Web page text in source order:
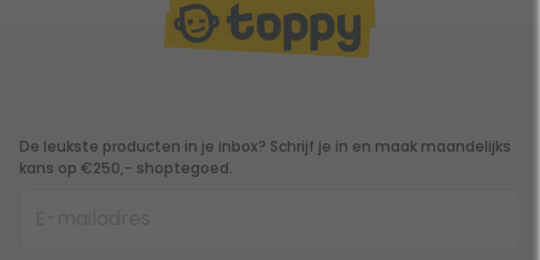
De leukste producten in je inbox? Schrijf je in en maak maandelijks
kans op €250,- shoptegoed.